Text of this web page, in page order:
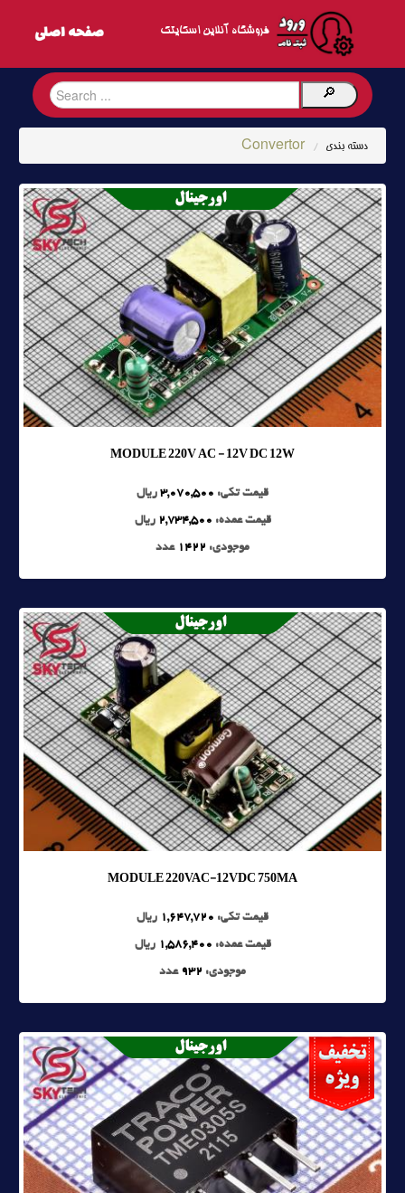
فروشگاه آنلاین اسکایتک
دسته بندی /
Convertor
MODULE 220V AC - 12V DC 12W
قیمت تکی: 3,070,500 ریال
قیمت عمده: 2,734,500 ریال
موجودی: 1422 عدد
MODULE 220VAC-12VDC 750MA
قیمت تکی: 1,647,720 ریال
قیمت عمده: 1,586,400 ریال
موجودی: 932 عدد